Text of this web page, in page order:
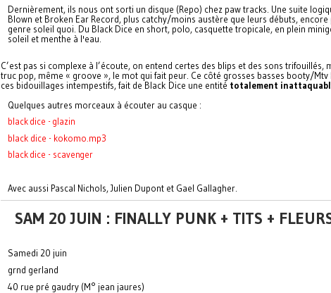
Dernièrement, ils nous ont sorti un disque (Repo) chez paw tracks. Une suite
Blown et Broken Ear Record, plus catchy/moins austère que leurs débuts, encore
genre soleil quoi. Du Black Dice en short, polo, casquette tropicale, en plein
soleil et menthe à l'eau.
C’est pas si complexe à l’écoute, on entend certes des blips et des sons trifouillés,
truc pop, même « groove », le mot qui fait peur. Ce côté grosses basses booty/Mtv
ces bidouillages intempestifs, fait de Black Dice une entité totalement
Quelques autres morceaux à écouter au casque :
black dice - glazin
black dice - kokomo.mp3
black dice - scavenger
Avec aussi Pascal Nichols, Julien Dupont et Gael Gallagher.
SAM 20 JUIN : FINALLY PUNK + TITS +
Samedi 20 juin
grnd gerland
40 rue pré gaudry (M° jean jaures)